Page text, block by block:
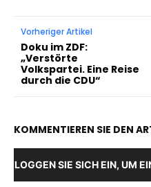
Vorheriger Artikel
Doku im ZDF:
„Verstörte
Volkspartei. Eine Reise
durch die CDU“
KOMMENTIEREN SIE DEN
LOGGEN SIE SICH EIN, UM